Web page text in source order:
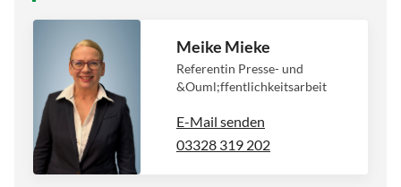
Meike Mieke
Referentin Presse- und
&Ouml;ffentlichkeitsarbeit
E-Mail senden
03328 319 202